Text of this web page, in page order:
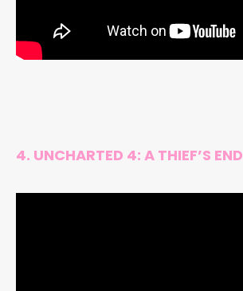
4. UNCHARTED 4: A THIEF’S END